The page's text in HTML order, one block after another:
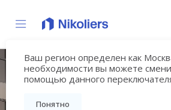
Ваш регион определен как
необходимости вы можете
помощью данного
Понятно
«ВЕЕР»